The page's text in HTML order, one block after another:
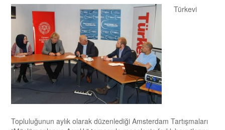
Türkevi
Topluluğunun aylık olarak düzenlediği Amsterdam Tartışmaları